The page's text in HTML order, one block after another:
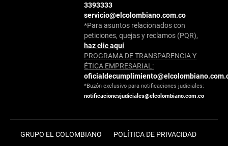
3393333
servicio@elcolombiano.com.co
*Para asuntos relacionados con
peticiones, quejas y reclamos (PQR),
haz clic aquí
PROGRAMA DE TRANSPARENCIA Y
ÉTICA EMPRESARIAL:
*Buzón exclusivo para notificaciones judiciales:
notificacionesjudiciales@elcolombiano.com.co
GRUPO EL COLOMBIANO POLÍTICA DE PRIVACIDAD